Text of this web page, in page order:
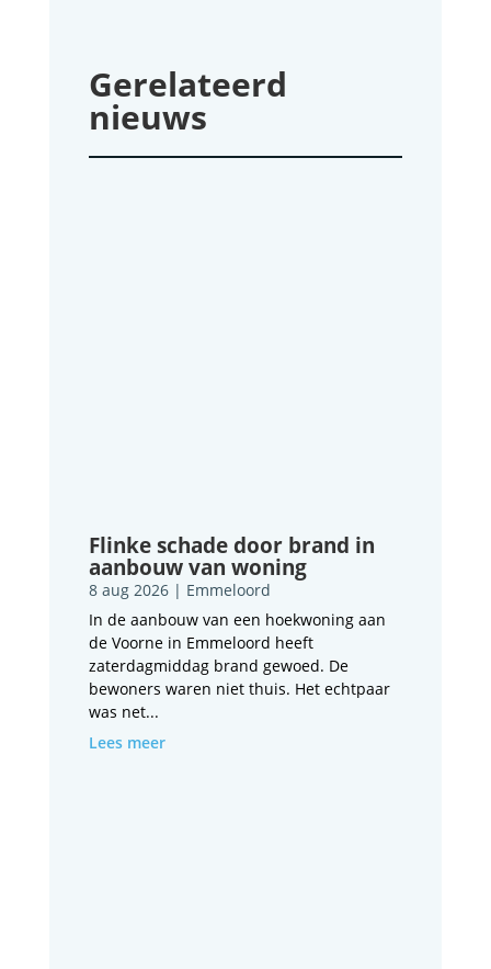
Gerelateerd
nieuws
Flinke schade door brand in
aanbouw van woning
8 aug 2026| Emmeloord
In de aanbouw van een hoekwoning aan
de Voorne in Emmeloord heeft
zaterdagmiddag brand gewoed. De
bewoners waren niet thuis. Het echtpaar
was net...
Lees meer